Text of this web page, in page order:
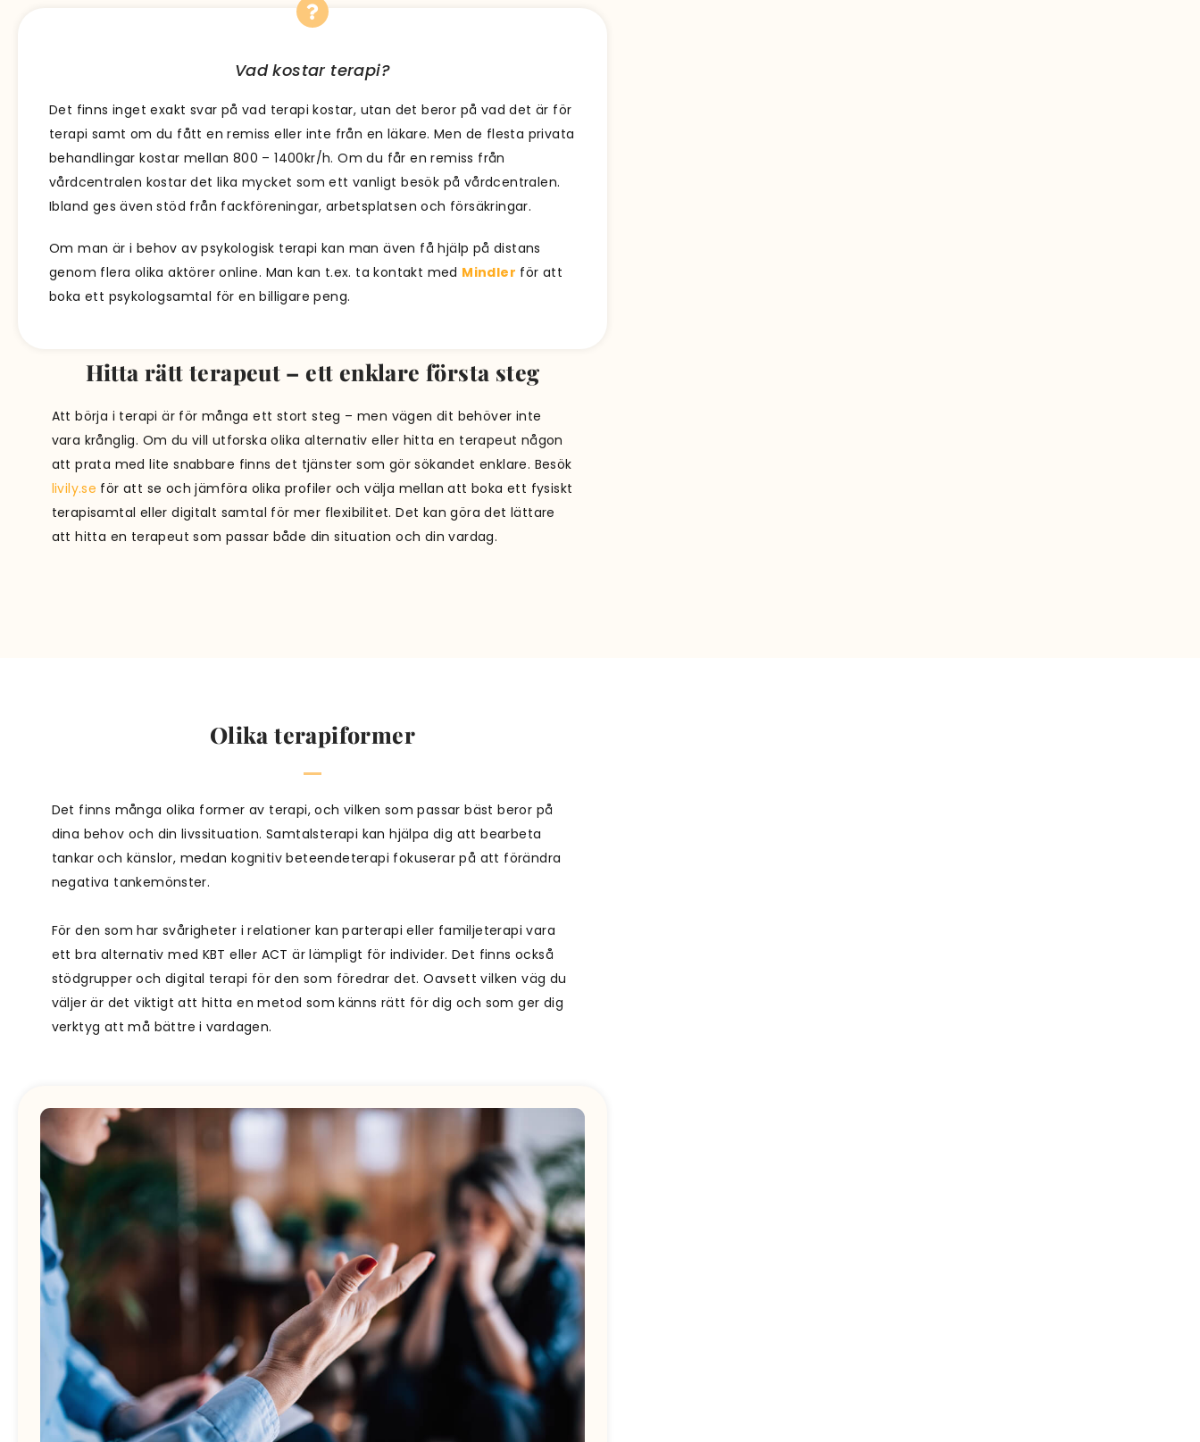
Vad kostar terapi?
Det finns inget exakt svar på vad terapi kostar, utan det beror på vad det är för
terapi samt om du fått en remiss eller inte från en läkare. Men de flesta privata
behandlingar kostar mellan 800 – 1400kr/h. Om du får en remiss från
vårdcentralen kostar det lika mycket som ett vanligt besök på vårdcentralen.
Ibland ges även stöd från fackföreningar, arbetsplatsen och försäkringar.
Om man är i behov av psykologisk terapi kan man även få hjälp på distans
genom flera olika aktörer online. Man kan t.ex. ta kontakt med Mindler för att
boka ett psykologsamtal för en billigare peng.
Hitta rätt terapeut – ett enklare första steg
Att börja i terapi är för många ett stort steg – men vägen dit behöver inte
vara krånglig. Om du vill utforska olika alternativ eller hitta en terapeut någon
att prata med lite snabbare finns det tjänster som gör sökandet enklare. Besök
livily.se för att se och jämföra olika profiler och välja mellan att boka ett fysiskt
terapisamtal eller digitalt samtal för mer flexibilitet. Det kan göra det lättare
att hitta en terapeut som passar både din situation och din vardag.
Olika terapiformer
Det finns många olika former av terapi, och vilken som passar bäst beror på
dina behov och din livssituation. Samtalsterapi kan hjälpa dig att bearbeta
tankar och känslor, medan kognitiv beteendeterapi fokuserar på att förändra
negativa tankemönster.
För den som har svårigheter i relationer kan parterapi eller familjeterapi vara
ett bra alternativ med KBT eller ACT är lämpligt för individer. Det finns också
stödgrupper och digital terapi för den som föredrar det. Oavsett vilken väg du
väljer är det viktigt att hitta en metod som känns rätt för dig och som ger dig
verktyg att må bättre i vardagen.